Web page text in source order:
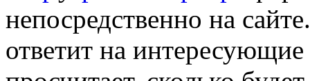
непосредственно на
ответит на